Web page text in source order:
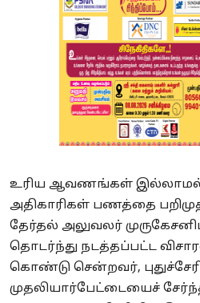
உரிய ஆவணங்கள்
அதிகாரிகள் பணத்தை
தேர்தல் அலுவலர்
தொடர்ந்து நடத்தப்பட்ட
கொண்டு சென்றவர்,
முதலியார்பேட்டையைச்